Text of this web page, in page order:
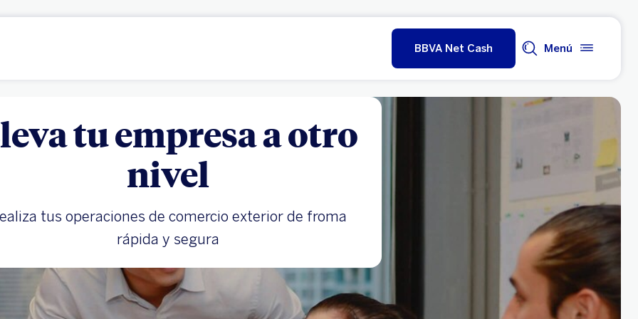
BBVA Net Cash Menú
tu empresa a otro
nivel
tus operaciones de comercio exterior de froma
rápida y segura